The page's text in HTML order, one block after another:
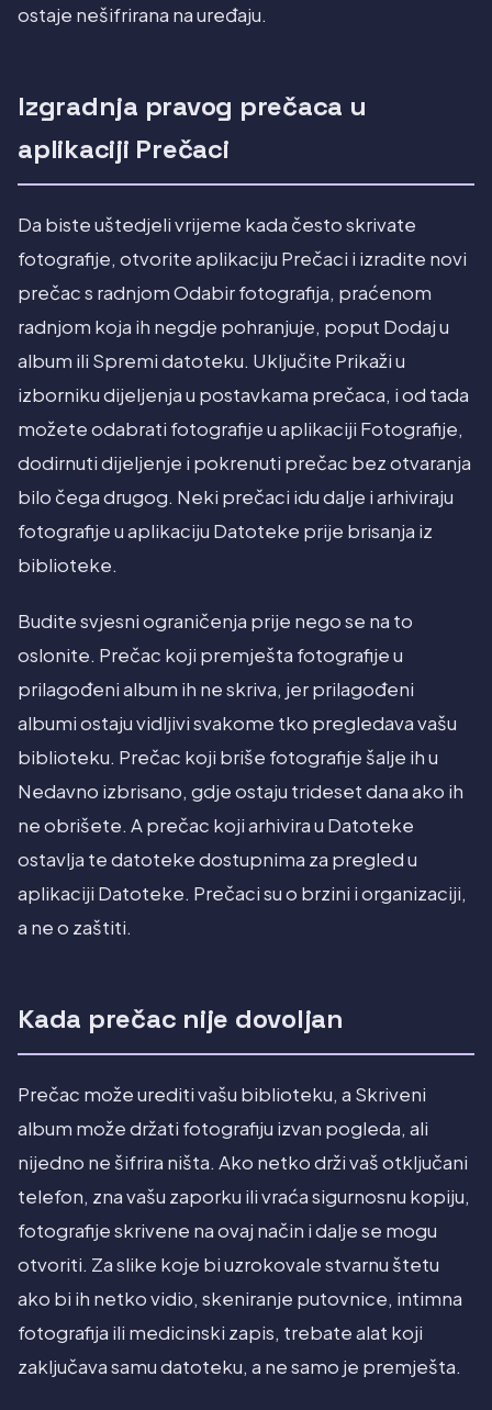
ostaje nešifrirana na uređaju.
Izgradnja pravog prečaca u
aplikaciji Prečaci
Da biste uštedjeli vrijeme kada često skrivate
fotografije, otvorite aplikaciju Prečaci i izradite novi
prečac s radnjom Odabir fotografija, praćenom
radnjom koja ih negdje pohranjuje, poput Dodaj u
album ili Spremi datoteku. Uključite Prikaži u
izborniku dijeljenja u postavkama prečaca, i od tada
možete odabrati fotografije u aplikaciji Fotografije,
dodirnuti dijeljenje i pokrenuti prečac bez otvaranja
bilo čega drugog. Neki prečaci idu dalje i arhiviraju
fotografije u aplikaciju Datoteke prije brisanja iz
biblioteke.
Budite svjesni ograničenja prije nego se na to
oslonite. Prečac koji premješta fotografije u
prilagođeni album ih ne skriva, jer prilagođeni
albumi ostaju vidljivi svakome tko pregledava vašu
biblioteku. Prečac koji briše fotografije šalje ih u
Nedavno izbrisano, gdje ostaju trideset dana ako ih
ne obrišete. A prečac koji arhivira u Datoteke
ostavlja te datoteke dostupnima za pregled u
aplikaciji Datoteke. Prečaci su o brzini i organizaciji,
a ne o zaštiti.
Kada prečac nije dovoljan
Prečac može urediti vašu biblioteku, a Skriveni
album može držati fotografiju izvan pogleda, ali
nijedno ne šifrira ništa. Ako netko drži vaš otključani
telefon, zna vašu zaporku ili vraća sigurnosnu kopiju,
fotografije skrivene na ovaj način i dalje se mogu
otvoriti. Za slike koje bi uzrokovale stvarnu štetu
ako bi ih netko vidio, skeniranje putovnice, intimna
fotografija ili medicinski zapis, trebate alat koji
zaključava samu datoteku, a ne samo je premješta.